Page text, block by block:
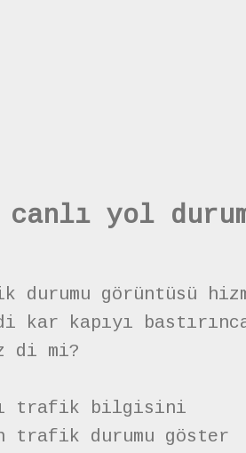
yol
durumu görüntüsü
kar kapıyı
di mi?
trafik bilgisini
trafik durumu göster